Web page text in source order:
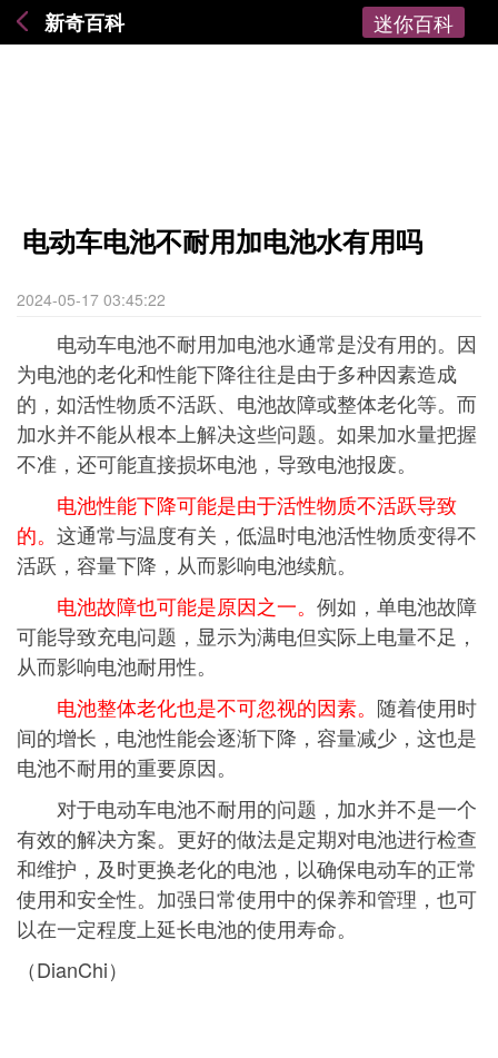
新奇百科 迷你百科
电动车电池不耐用加电池水有用吗
2024-05-17 03:45:22
电动车电池不耐用加电池水通常是没有用的。因
为电池的老化和性能下降往往是由于多种因素造成
的，如活性物质不活跃、电池故障或整体老化等。而
加水并不能从根本上解决这些问题。如果加水量把握
不准，还可能直接损坏电池，导致电池报废。
电池性能下降可能是由于活性物质不活跃导致
的。 这通常与温度有关，低温时电池活性物质变得不
活跃，容量下降，从而影响电池续航。
电池故障也可能是原因之一。 例如，单电池故障
可能导致充电问题，显示为满电但实际上电量不足，
从而影响电池耐用性。
电池整体老化也是不可忽视的因素。 随着使用时
间的增长，电池性能会逐渐下降，容量减少，这也是
电池不耐用的重要原因。
对于电动车电池不耐用的问题，加水并不是一个
有效的解决方案。更好的做法是定期对电池进行检查
和维护，及时更换老化的电池，以确保电动车的正常
使用和安全性。加强日常使用中的保养和管理，也可
以在一定程度上延长电池的使用寿命。
（DianChi）